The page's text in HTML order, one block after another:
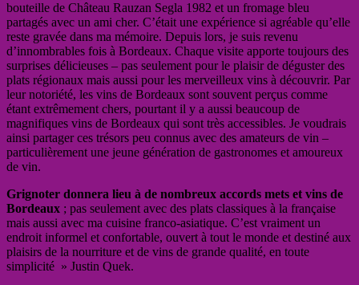
bouteille de Château Rauzan Segla 1982 et un fromage bleu
partagés avec un ami cher. C’était une expérience si agréable qu’elle
reste gravée dans ma mémoire. Depuis lors, je suis revenu
d’innombrables fois à Bordeaux. Chaque visite apporte toujours des
surprises délicieuses – pas seulement pour le plaisir de déguster des
plats régionaux mais aussi pour les merveilleux vins à découvrir. Par
leur notoriété, les vins de Bordeaux sont souvent perçus comme
étant extrêmement chers, pourtant il y a aussi beaucoup de
magnifiques vins de Bordeaux qui sont très accessibles. Je voudrais
ainsi partager ces trésors peu connus avec des amateurs de vin –
particulièrement une jeune génération de gastronomes et amoureux
de vin.
Grignoter donnera lieu à de nombreux accords mets et vins de
Bordeaux ; pas seulement avec des plats classiques à la française
mais aussi avec ma cuisine franco-asiatique. C’est vraiment un
endroit informel et confortable, ouvert à tout le monde et destiné aux
plaisirs de la nourriture et de vins de grande qualité, en toute
simplicité » Justin Quek.